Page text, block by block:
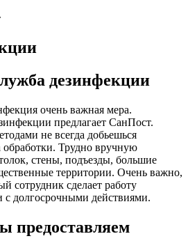
дезинфекции
очень важная мера.
предлагает СанПост.
не всегда добьешься
обработки. Трудно вручную
стены, подъезды, большие
территории. Очень важно,
сотрудник сделает работу
долгосрочными действиями.
предоставляем